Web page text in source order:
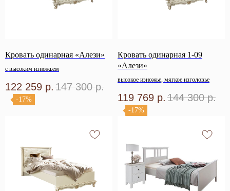
Кровать одинарная «Алези»
с высоким изножьем
122 259 р. 147 300 р.
-17%
Кровать одинарная 1-09
«Алези»
высокое изножье, мягкое изголовье
119 769 р. 144 300 р.
-17%